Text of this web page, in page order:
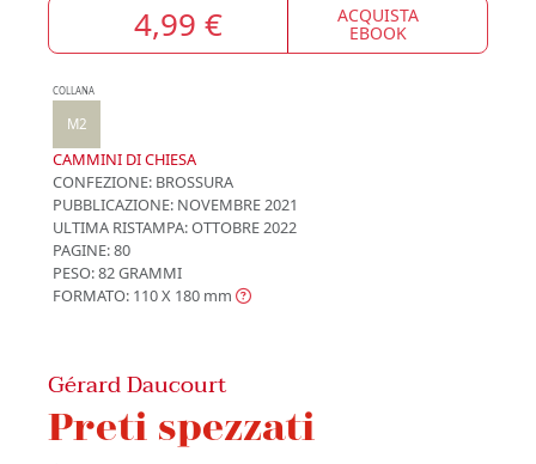
4,99 € ACQUISTA
EBOOK
COLLANA
M2
CAMMINI DI CHIESA
CONFEZIONE: BROSSURA
PUBBLICAZIONE: NOVEMBRE 2021
ULTIMA RISTAMPA:OTTOBRE 2022
PAGINE: 80
PESO: 82 GRAMMI
FORMATO: 110 X 180 mm
Gérard Daucourt
Preti spezzati